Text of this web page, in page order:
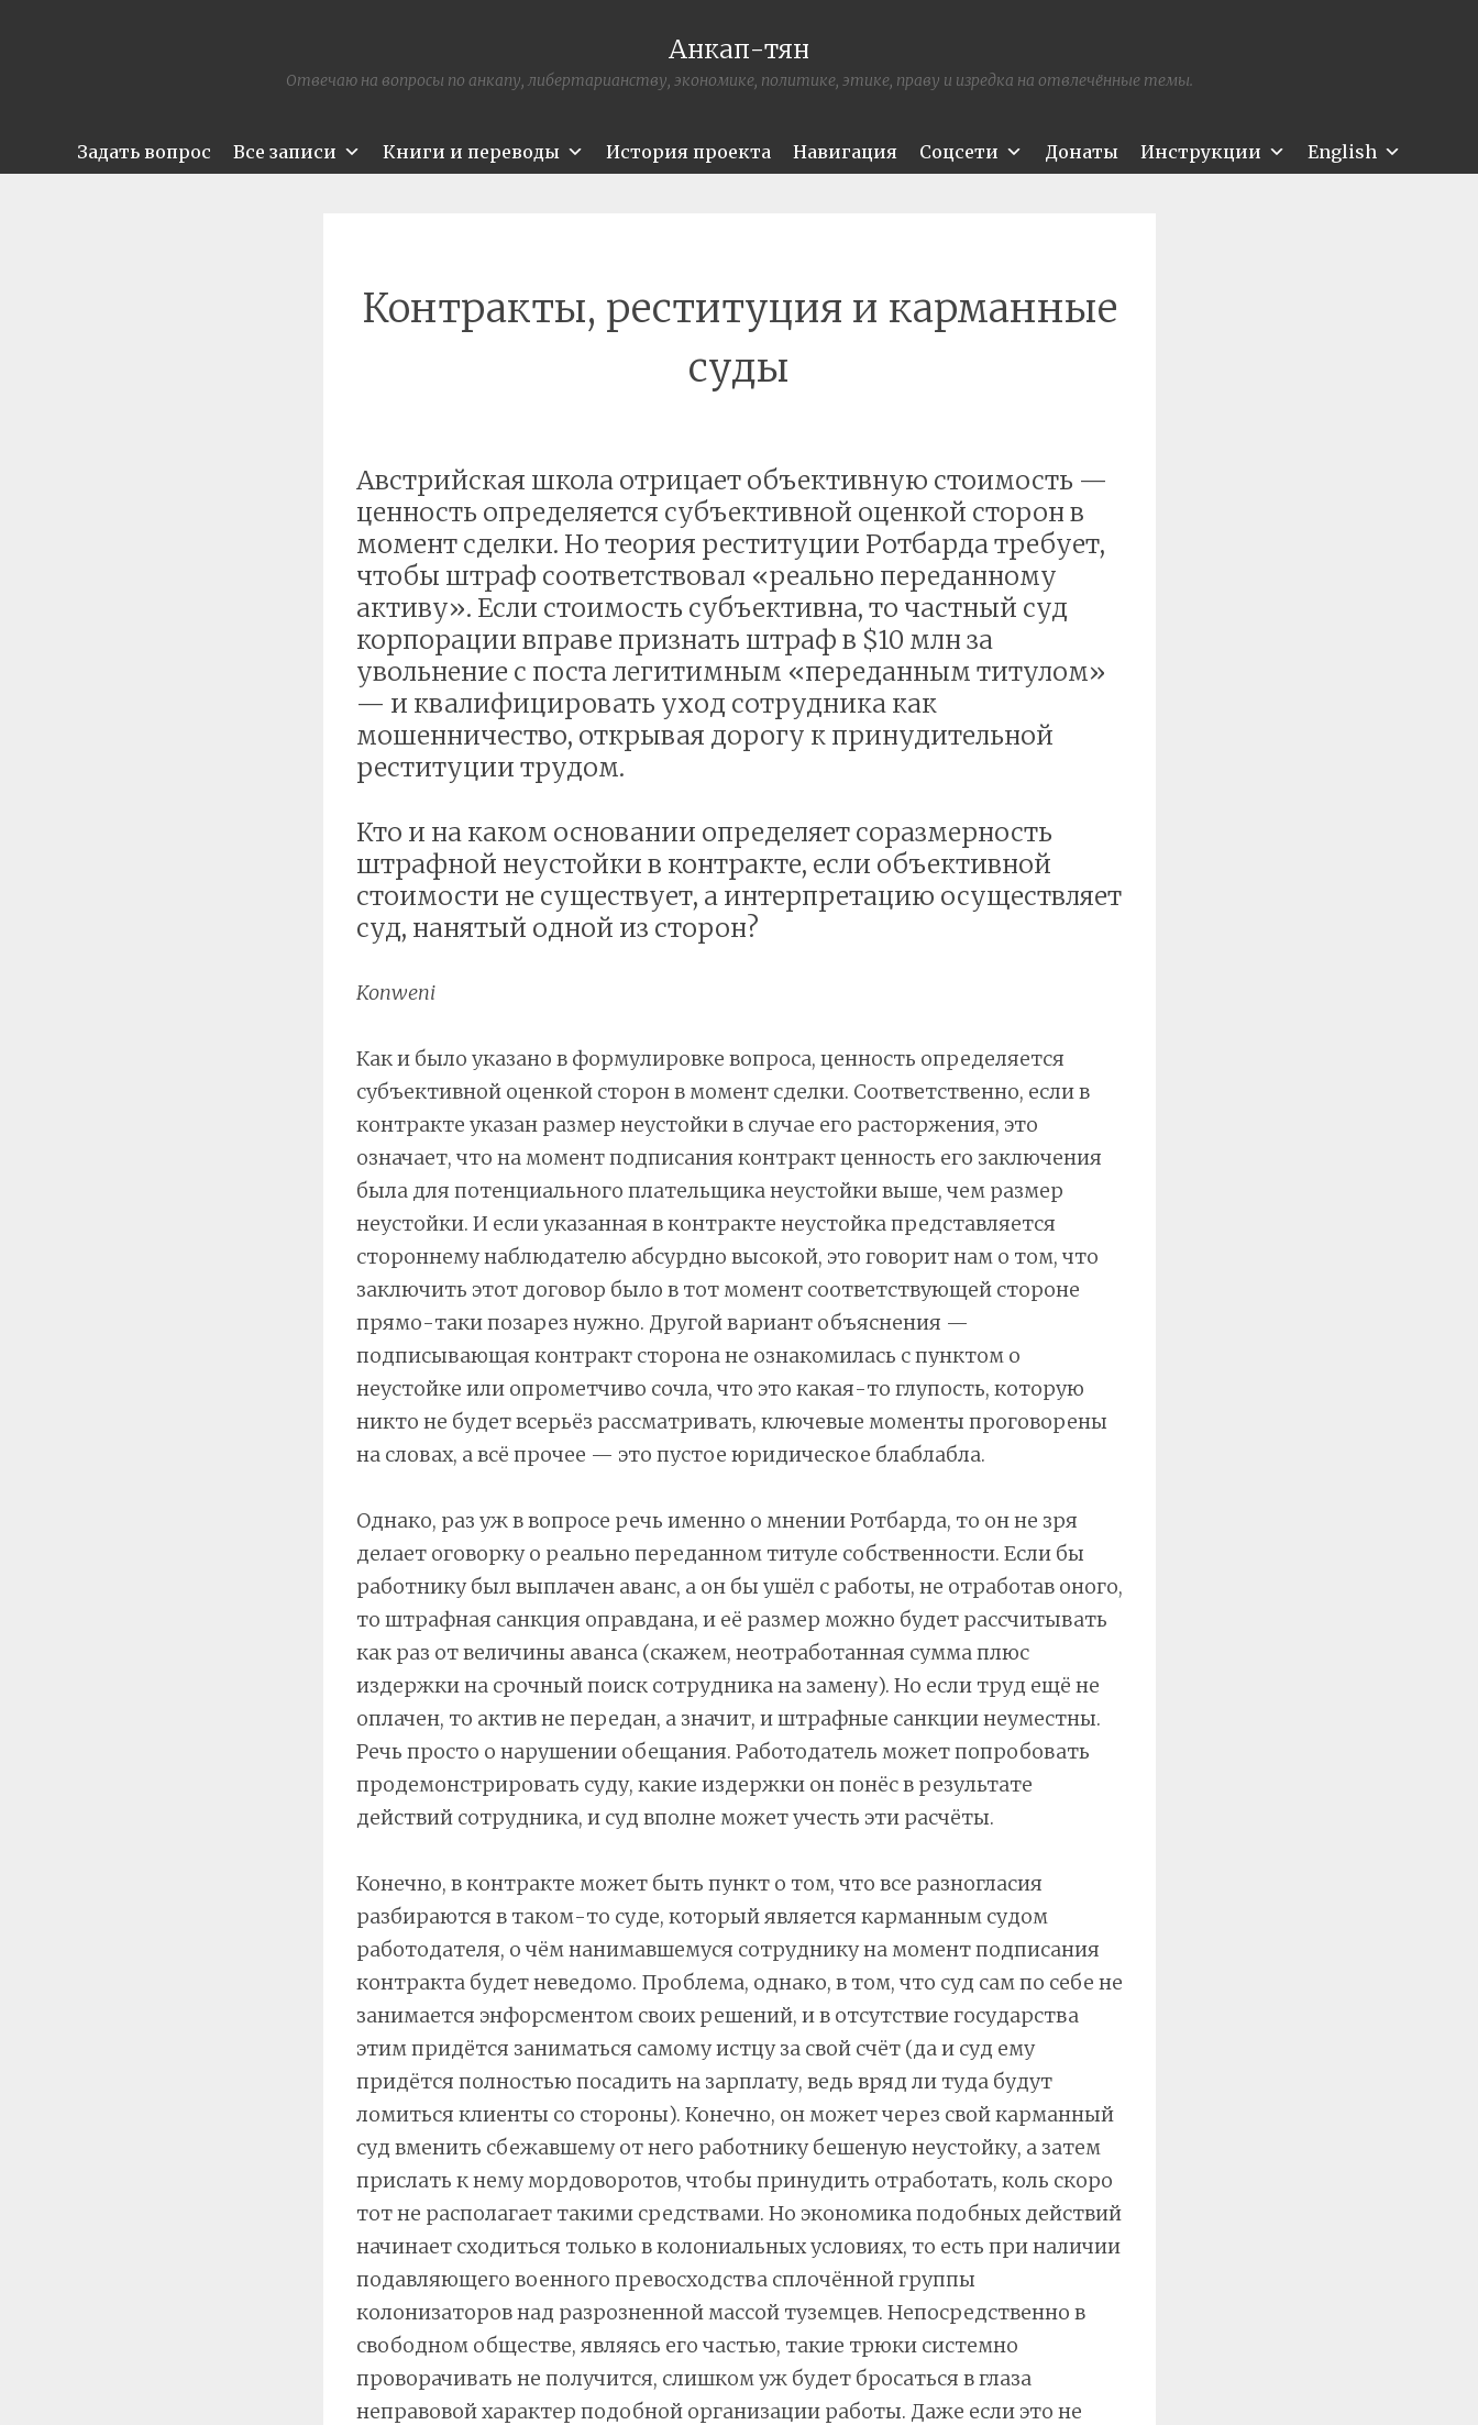
Анкап-тян
Отвечаю на вопросы по анкапу, либертарианству, экономике, политике, этике, праву и изредка на отвлечённые темы.
Задать вопрос Все записи Книги и переводы История проекта Навигация Соцсети Донаты Инструкции English
Контракты, реституция и карманные
суды
Австрийская школа отрицает объективную стоимость —
ценность определяется субъективной оценкой сторон в
момент сделки. Но теория реституции Ротбарда требует,
чтобы штраф соответствовал «реально переданному
активу». Если стоимость субъективна, то частный суд
корпорации вправе признать штраф в $10 млн за
увольнение с поста легитимным «переданным титулом»
— и квалифицировать уход сотрудника как
мошенничество, открывая дорогу к принудительной
реституции трудом.
Кто и на каком основании определяет соразмерность
штрафной неустойки в контракте, если объективной
стоимости не существует, а интерпретацию осуществляет
суд, нанятый одной из сторон?
Konweni
Как и было указано в формулировке вопроса, ценность определяется
субъективной оценкой сторон в момент сделки. Соответственно, если в
контракте указан размер неустойки в случае его расторжения, это
означает, что на момент подписания контракт ценность его заключения
была для потенциального плательщика неустойки выше, чем размер
неустойки. И если указанная в контракте неустойка представляется
стороннему наблюдателю абсурдно высокой, это говорит нам о том, что
заключить этот договор было в тот момент соответствующей стороне
прямо-таки позарез нужно. Другой вариант объяснения —
подписывающая контракт сторона не ознакомилась с пунктом о
неустойке или опрометчиво сочла, что это какая-то глупость, которую
никто не будет всерьёз рассматривать, ключевые моменты проговорены
на словах, а всё прочее — это пустое юридическое блаблабла.
Однако, раз уж в вопросе речь именно о мнении Ротбарда, то он не зря
делает оговорку о реально переданном титуле собственности. Если бы
работнику был выплачен аванс, а он бы ушёл с работы, не отработав оного,
то штрафная санкция оправдана, и её размер можно будет рассчитывать
как раз от величины аванса (скажем, неотработанная сумма плюс
издержки на срочный поиск сотрудника на замену). Но если труд ещё не
оплачен, то актив не передан, а значит, и штрафные санкции неуместны.
Речь просто о нарушении обещания. Работодатель может попробовать
продемонстрировать суду, какие издержки он понёс в результате
действий сотрудника, и суд вполне может учесть эти расчёты.
Конечно, в контракте может быть пункт о том, что все разногласия
разбираются в таком-то суде, который является карманным судом
работодателя, о чём нанимавшемуся сотруднику на момент подписания
контракта будет неведомо. Проблема, однако, в том, что суд сам по себе не
занимается энфорсментом своих решений, и в отсутствие государства
этим придётся заниматься самому истцу за свой счёт (да и суд ему
придётся полностью посадить на зарплату, ведь вряд ли туда будут
ломиться клиенты со стороны). Конечно, он может через свой карманный
суд вменить сбежавшему от него работнику бешеную неустойку, а затем
прислать к нему мордоворотов, чтобы принудить отработать, коль скоро
тот не располагает такими средствами. Но экономика подобных действий
начинает сходиться только в колониальных условиях, то есть при наличии
подавляющего военного превосходства сплочённой группы
колонизаторов над разрозненной массой туземцев. Непосредственно в
свободном обществе, являясь его частью, такие трюки системно
проворачивать не получится, слишком уж будет бросаться в глаза
неправовой характер подобной организации работы. Даже если это не